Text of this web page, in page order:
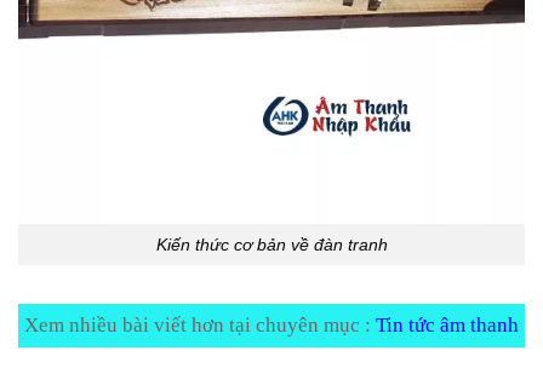
Kiến thức cơ bản về đàn tranh
Xem nhiều bài viết hơn tại chuyên mục : Tin tức âm thanh